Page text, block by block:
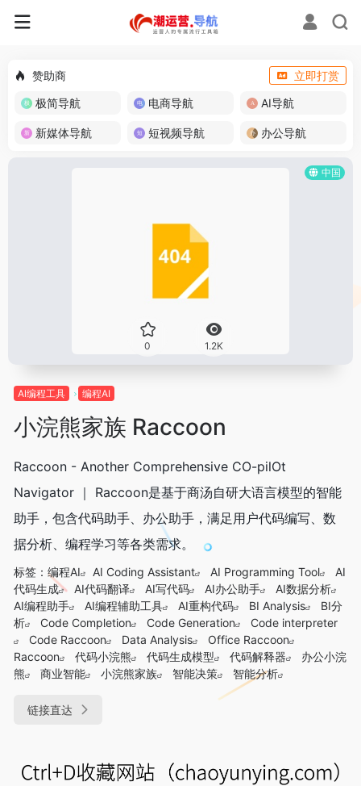
赞助商
立即打赏
极简导航
电商导航 AI导航
新媒体导航 短视频导航 办公导航
中国
0 1.2K
Al编程工具 编程AI
小浣熊家族 Raccoon
Raccoon - Another Comprehensive CO-pilOt
Navigator ｜ Raccoon是基于商汤自研大语言模型的智能
助手，包含代码助手、办公助手，满足用户代码编写、数
据分析、编程学习等各类需求。
标签： 编程AI AI Coding Assistant AI Programming Tool
AI
代码生成
AI代码翻译 AI写代码 AI办公助手
AI数据分析
AI编程助手
AI编程辅助工具 AI重构代码 BI Analysis
BI分
析
Code Completion Code Generation
Code interpreter
Code Raccoon
Data Analysis
Office Raccoon
Raccoon
代码小浣熊 代码生成模型 代码解释器
办公小浣
熊
商业智能 小浣熊家族 智能决策 智能分析
链接直达